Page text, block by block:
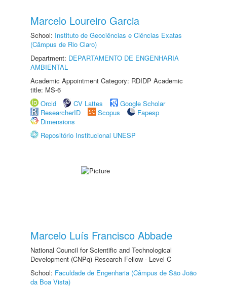
Marcelo Loureiro Garcia
School: Instituto de Geociências e Ciências Exatas
(Câmpus de Rio Claro)
Department: DEPARTAMENTO DE ENGENHARIA
AMBIENTAL
Academic Appointment Category: RDIDP Academic
title: MS-6
Orcid
CV Lattes
Google Scholar
ResearcherID
Scopus
Fapesp
Dimensions
Repositório Institucional UNESP
Marcelo Luís Francisco Abbade
National Council for Scientific and Technological
Development (CNPq) Research Fellow - Level C
School: Faculdade de Engenharia (Câmpus de São João
da Boa Vista)